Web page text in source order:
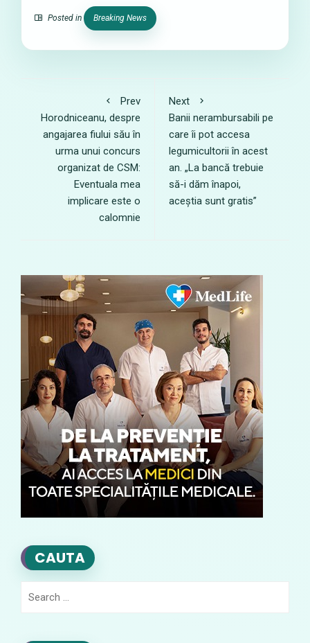
Posted in Breaking News
Prev
Horodniceanu, despre
angajarea fiului său în
urma unui concurs
organizat de CSM:
Eventuala mea
implicare este o
calomnie
Next
Banii nerambursabili pe
care îi pot accesa
legumicultorii în acest
an. „La bancă trebuie
să-i dăm înapoi,
aceștia sunt gratis”
CAUTA